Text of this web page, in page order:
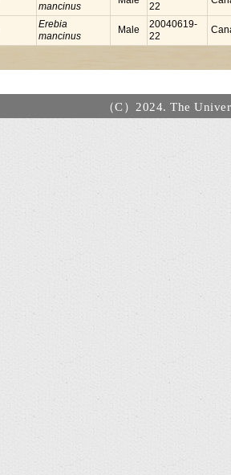
mancinus
22
Erebia
mancinus
Male
20040619-
22
（C）2024. The